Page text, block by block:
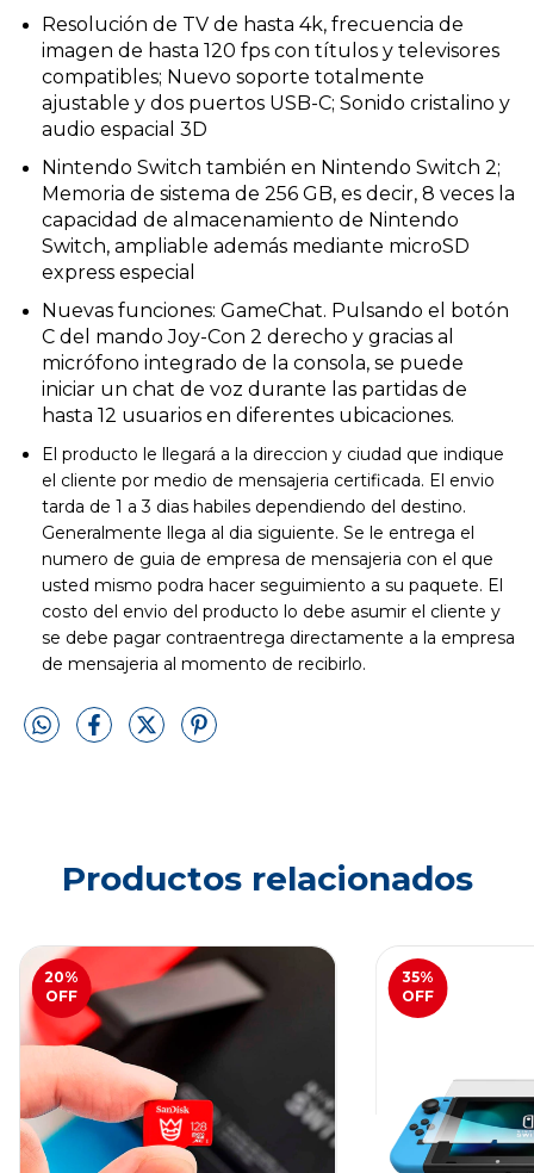
Resolución de TV de hasta 4k, frecuencia de
imagen de hasta 120 fps con títulos y televisores
compatibles; Nuevo soporte totalmente
ajustable y dos puertos USB-C; Sonido cristalino y
audio espacial 3D
Nintendo Switch también en Nintendo Switch 2;
Memoria de sistema de 256 GB, es decir, 8 veces la
capacidad de almacenamiento de Nintendo
Switch, ampliable además mediante microSD
express especial
Nuevas funciones: GameChat. Pulsando el botón
C del mando Joy-Con 2 derecho y gracias al
micrófono integrado de la consola, se puede
iniciar un chat de voz durante las partidas de
hasta 12 usuarios en diferentes ubicaciones.
El producto le llegará a la direccion y ciudad que indique
el cliente por medio de mensajeria certificada. El envio
tarda de 1 a 3 dias habiles dependiendo del destino.
Generalmente llega al dia siguiente. Se le entrega el
numero de guia de empresa de mensajeria con el que
usted mismo podra hacer seguimiento a su paquete. El
costo del envio del producto lo debe asumir el cliente y
se debe pagar contraentrega directamente a la empresa
de mensajeria al momento de recibirlo.
Productos relacionados
20%
OFF
35%
OFF